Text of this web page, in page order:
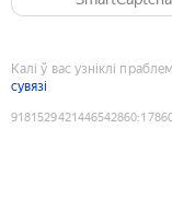
Калі ў вас узніклі
сувязі
9181529421446542860: